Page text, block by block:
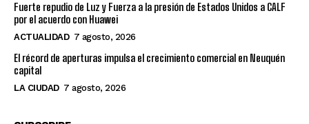
Fuerte repudio de Luz y Fuerza a la presión de Estados Unidos a CALF
por el acuerdo con Huawei
ACTUALIDAD 7 agosto, 2026
El récord de aperturas impulsa el crecimiento comercial en Neuquén
capital
LA CIUDAD 7 agosto, 2026